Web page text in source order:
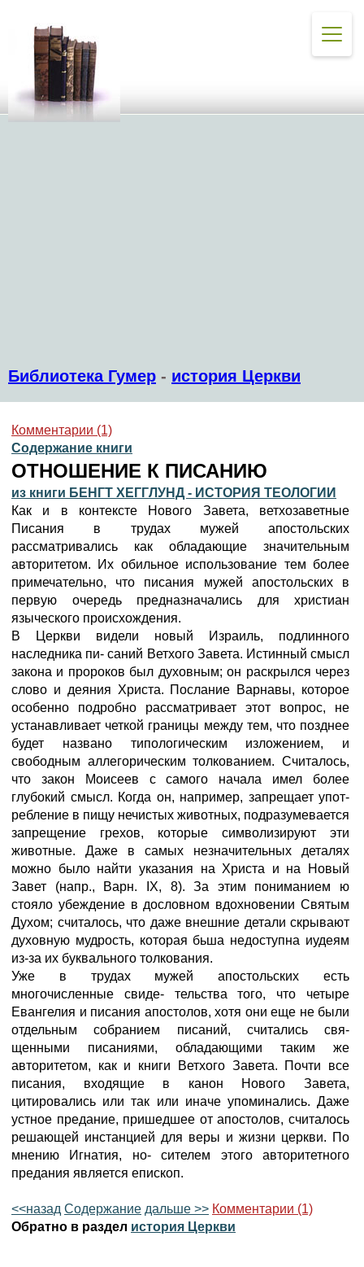
Библиотека Гумер - история Церкви
Комментарии (1)
Содержание книги
ОТНОШЕНИЕ К ПИСАНИЮ
из книги БЕНГТ ХЕГГЛУНД - ИСТОРИЯ ТЕОЛОГИИ
Как и в контексте Нового Завета, ветхозаветные
Писания в трудах мужей апостольских
рассматривались как обладающие значительным
авторитетом. Их обильное использование тем более
примечательно, что писания мужей апостольских в
первую очередь предназначались для христиан
языческого происхождения.
В Церкви видели новый Израиль, подлинного
наследника пи- саний Ветхого Завета. Истинный смысл
закона и пророков был духовным; он раскрылся через
слово и деяния Христа. Послание Варнавы, которое
особенно подробно рассматривает этот вопрос, не
устанавливает четкой границы между тем, что позднее
будет названо типологическим изложением, и
свободным аллегорическим толкованием. Считалось,
что закон Моисеев с самого начала имел более
глубокий смысл. Когда он, например, запрещает упот-
ребление в пищу нечистых животных, подразумевается
запрещение грехов, которые символизируют эти
животные. Даже в самых незначительных деталях
можно было найти указания на Христа и на Новый
Завет (напр., Варн. IX, 8). За этим пониманием ю
стояло убеждение в дословном вдохновении Святым
Духом; считалось, что даже внешние детали скрывают
духовную мудрость, которая бьша недоступна иудеям
из-за их буквального толкования.
Уже в трудах мужей апостольских есть
многочисленные свиде- тельства того, что четыре
Евангелия и писания апостолов, хотя они еще не были
отдельным собранием писаний, считались свя-
щенными писаниями, обладающими таким же
авторитетом, как и книги Ветхого Завета. Почти все
писания, входящие в канон Нового Завета,
цитировались или так или иначе упоминались. Даже
устное предание, пришедшее от апостолов, считалось
решающей инстанцией для веры и жизни церкви. По
мнению Игнатия, но- сителем этого авторитетного
предания является епископ.
<<назад Содержание дальше >> Комментарии (1)
Обратно в раздел история Церкви